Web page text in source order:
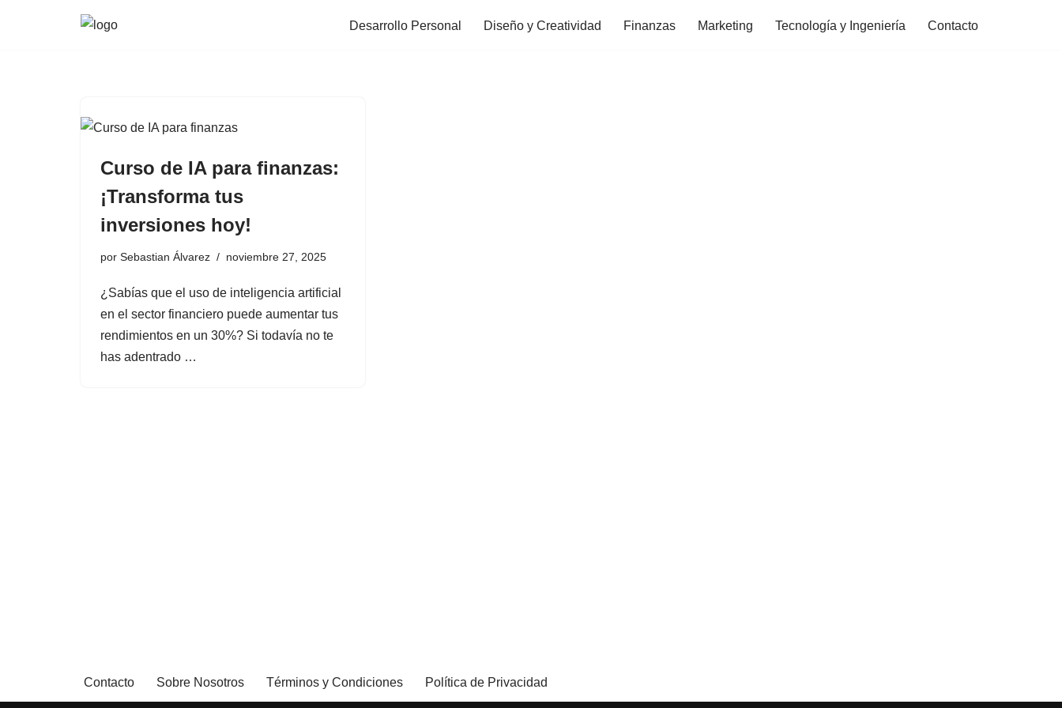
Desarrollo Personal Diseño y Creatividad Finanzas Marketing Tecnología y Ingeniería Contacto
Curso de IA para finanzas:
¡Transforma tus
inversiones hoy!
por Sebastian Álvarez noviembre 27, 2025
¿Sabías que el uso de inteligencia artificial
en el sector financiero puede aumentar tus
rendimientos en un 30%? Si todavía no te
has adentrado …
Contacto Sobre Nosotros Términos y Condiciones Política de Privacidad